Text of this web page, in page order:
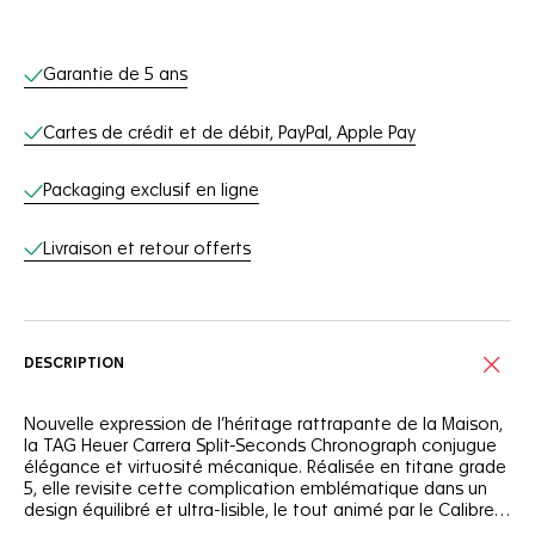
Services en ligne
Garantie de 5 ans
Cartes de crédit et de débit, PayPal, Apple Pay
Packaging exclusif en ligne
Livraison et retour offerts
DESCRIPTION
Nouvelle expression de l’héritage rattrapante de la Maison,
la TAG Heuer Carrera Split-Seconds Chronograph conjugue
élégance et virtuosité mécanique. Réalisée en titane grade
5, elle revisite cette complication emblématique dans un
design équilibré et ultra-lisible, le tout animé par le Calibre